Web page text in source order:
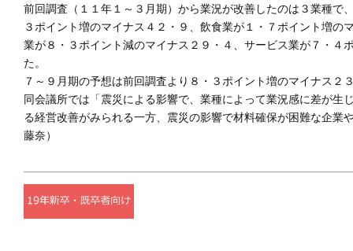
前回調査（１１年１～３月期）から業況が改善したのは３業種
３ポイント増のマイナス４２・９、飲食業が１・７ポイント増
業が８・３ポイント減のマイナス２９・４、サービス業が７・
た。
７～９月期の予想は前回調査より８・３ポイント増のマイナス２
同会議所では「震災による影響で、業種によって業況感に差が
る経営改善がみられる一方、震災の影響で材料確保が困難な企
藤奈）